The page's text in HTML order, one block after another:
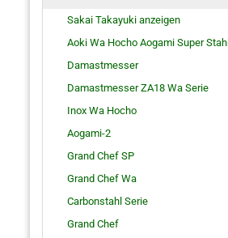
Sakai Takayuki anzeigen
Aoki Wa Hocho Aogami Super Stahl
Damastmesser
Damastmesser ZA18 Wa Serie
Inox Wa Hocho
Aogami-2
Grand Chef SP
Grand Chef Wa
Carbonstahl Serie
Grand Chef